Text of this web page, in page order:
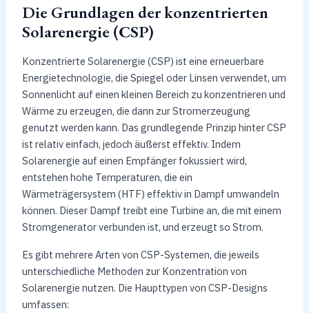
Die Grundlagen der konzentrierten
Solarenergie (CSP)
Konzentrierte Solarenergie (CSP) ist eine erneuerbare
Energietechnologie, die Spiegel oder Linsen verwendet, um
Sonnenlicht auf einen kleinen Bereich zu konzentrieren und
Wärme zu erzeugen, die dann zur Stromerzeugung
genutzt werden kann. Das grundlegende Prinzip hinter CSP
ist relativ einfach, jedoch äußerst effektiv. Indem
Solarenergie auf einen Empfänger fokussiert wird,
entstehen hohe Temperaturen, die ein
Wärmeträgersystem (HTF) effektiv in Dampf umwandeln
können. Dieser Dampf treibt eine Turbine an, die mit einem
Stromgenerator verbunden ist, und erzeugt so Strom.
Es gibt mehrere Arten von CSP-Systemen, die jeweils
unterschiedliche Methoden zur Konzentration von
Solarenergie nutzen. Die Haupttypen von CSP-Designs
umfassen: